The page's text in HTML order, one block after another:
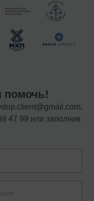
,
47 99 или заполнив